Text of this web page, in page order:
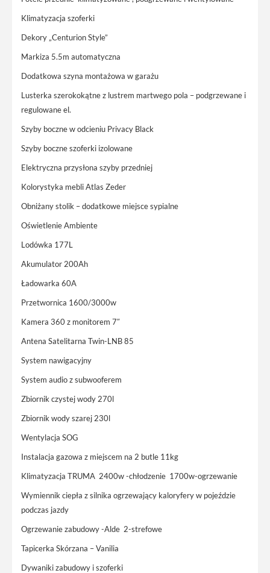
Klimatyzacja szoferki
Dekory „Centurion Style”
Markiza 5.5m automatyczna
Dodatkowa szyna montażowa w garażu
Lusterka szerokokątne z lustrem martwego pola – podgrzewane i
regulowane el.
Szyby boczne w odcieniu Privacy Black
Szyby boczne szoferki izolowane
Elektryczna przysłona szyby przedniej
Kolorystyka mebli Atlas Zeder
Obniżany stolik – dodatkowe miejsce sypialne
Oświetlenie Ambiente
Lodówka 177L
Akumulator 200Ah
Ładowarka 60A
Przetwornica 1600/3000w
Kamera 360 z monitorem 7″
Antena Satelitarna Twin-LNB 85
System nawigacyjny
System audio z subwooferem
Zbiornik czystej wody 270l
Zbiornik wody szarej 230l
Wentylacja SOG
Instalacja gazowa z miejscem na 2 butle 11kg
Klimatyzacja TRUMA 2400w -chłodzenie 1700w-ogrzewanie
Wymiennik ciepła z silnika ogrzewający kaloryfery w pojeździe
podczas jazdy
Ogrzewanie zabudowy -Alde 2-strefowe
Tapicerka Skórzana – Vanilia
Dywaniki zabudowy i szoferki